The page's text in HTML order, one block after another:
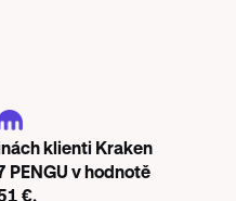
klienti Kraken
v hodnotě